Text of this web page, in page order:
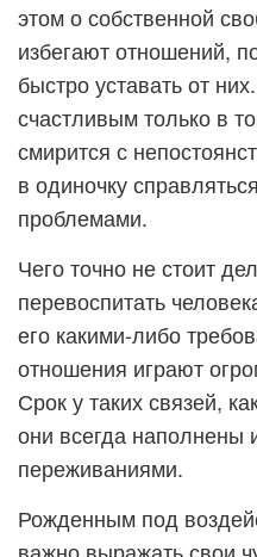
этом о собственной
избегают отношений,
быстро уставать от
счастливым только в
смирится с
в одиночку
проблемами.
Чего точно не стоит
перевоспитать
его какими-либо
отношения играют
Срок у таких связей,
они всегда наполнены
переживаниями.
Рожденным под